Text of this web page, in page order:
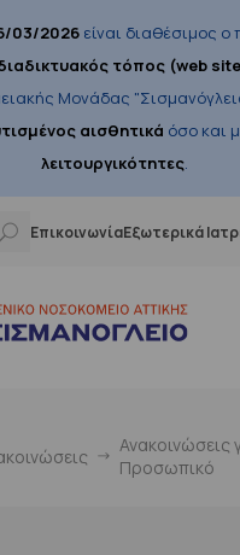
03/2026είναι διαθέσιμος ο
τόπος (web
Μονάδας
αισθητικά όσο και
λειτουργικότητες.
ΕπικοινωνίαΕξωτερικά
Ανακοινώσεις
Προσωπικό